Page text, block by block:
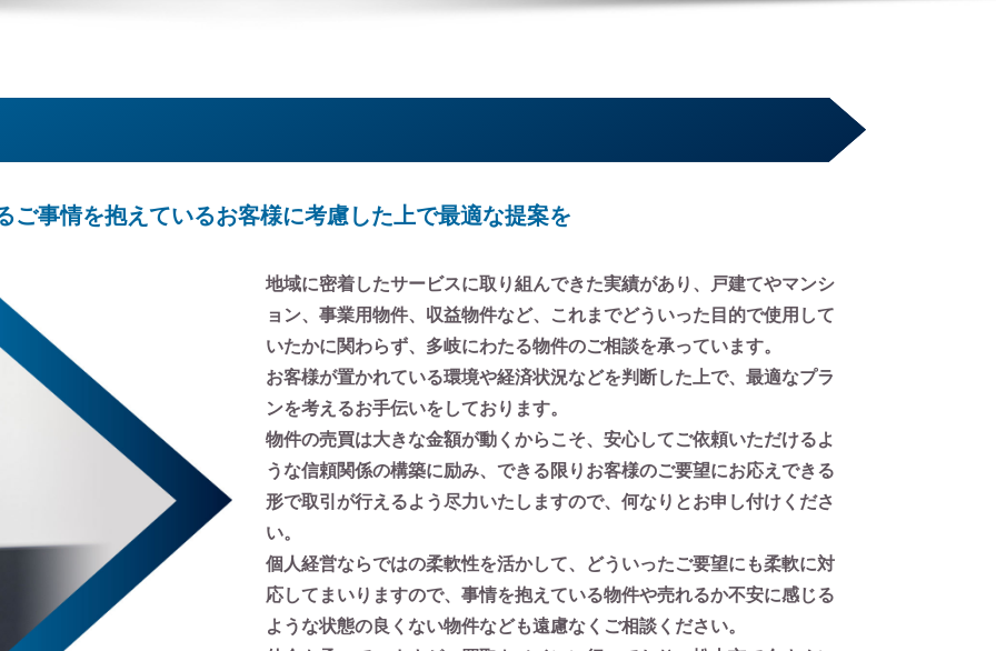
ご事情を抱えているお客様に考慮した上で最適な提案を
地域に密着したサービスに取り組んできた実績があり、戸建てやマンシ
ョン、事業用物件、収益物件など、これまでどういった目的で使用して
いたかに関わらず、多岐にわたる物件のご相談を承っています。
お客様が置かれている環境や経済状況などを判断した上で、最適なプラ
ンを考えるお手伝いをしております。
物件の売買は大きな金額が動くからこそ、安心してご依頼いただけるよ
うな信頼関係の構築に励み、できる限りお客様のご要望にお応えできる
形で取引が行えるよう尽力いたしますので、何なりとお申し付けくださ
い。
個人経営ならではの柔軟性を活かして、どういったご要望にも柔軟に対
応してまいりますので、事情を抱えている物件や売れるか不安に感じる
ような状態の良くない物件なども遠慮なくご相談ください。